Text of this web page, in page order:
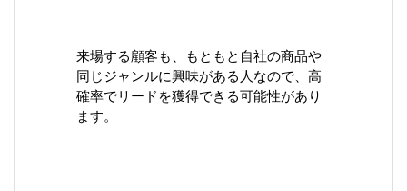
来場する顧客も、もともと自社の商品や
同じジャンルに興味がある人なので、高
確率でリードを獲得できる可能性があり
ます。